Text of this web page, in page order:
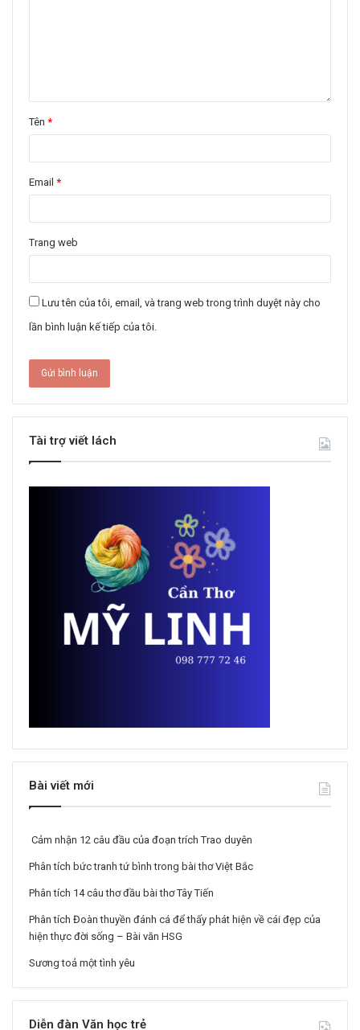
Tên *
Email *
Trang web
Lưu tên của tôi, email, và trang web trong trình duyệt này cho
lần bình luận kế tiếp của tôi.
Tài trợ viết lách
Bài viết mới
Cảm nhận 12 câu đầu của đoạn trích Trao duyên
Phân tích bức tranh tứ bình trong bài thơ Việt Bắc
Phân tích 14 câu thơ đầu bài thơ Tây Tiến
Phân tích Đoàn thuyền đánh cá để thấy phát hiện về cái đẹp của
hiện thực đời sống – Bài văn HSG
Sương toả một tình yêu
Diễn đàn Văn học trẻ